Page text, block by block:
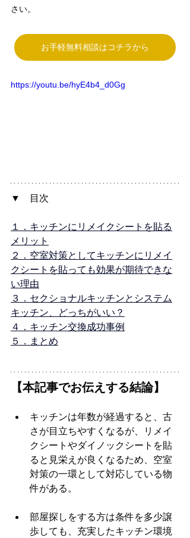
さい。
お手軽無料相談はコチラから
https://youtu.be/hyE4b4_d0Gg
▼　目次
１．キッチンにリメイクシートを貼る
メリット
２．空室対策としてキッチンにリメイ
クシートを貼っても効果が期待できな
い理由
３．セクショナルキッチンとシステム
キッチン、どっちがいい？
４．キッチン交換成功事例
５．まとめ
【本記事でお伝えする結論】
キッチンは年数が経過すると、古
さが目立ちやすくなるが、リメイ
クシートやダイノックシートを貼
ると見栄えが良くなるため、空室
対策の一環として対応している物
件がある。
部屋探しをする方は条件を多少譲
歩しても、充実したキッチン環境